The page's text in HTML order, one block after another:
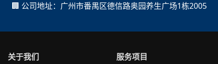
🏢 公司地址：广州市番禺区德信路奥园养生广场1栋2005
关于我们 服务项目